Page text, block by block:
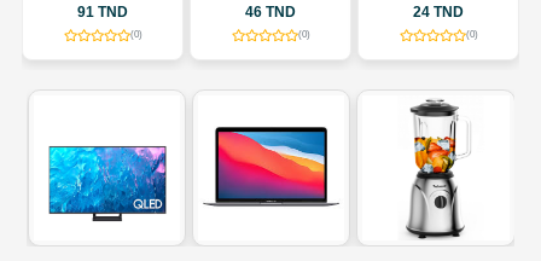
PLUS – 5 L
91 TND
(0)
ACTION – 325 ML
46 TND
(0)
SYSTEM STOP LEAK –
325 ML
24 TND
(0)